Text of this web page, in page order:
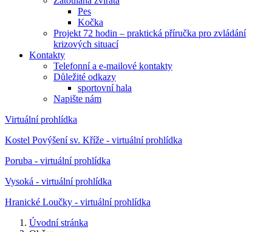
Pes
Kočka
Projekt 72 hodin – praktická příručka pro zvládání
krizových situací
Kontakty
Telefonní a e-mailové kontakty
Důležité odkazy
sportovní hala
Napište nám
Virtuální prohlídka
Kostel Povýšení sv. Kříže - virtuální prohlídka
Poruba - virtuální prohlídka
Vysoká - virtuální prohlídka
Hranické Loučky - virtuální prohlídka
Úvodní stránka